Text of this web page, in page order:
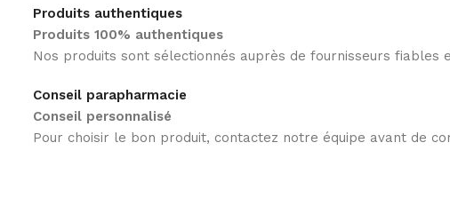
Produits authentiques
Produits 100% authentiques
Nos produits sont sélectionnés auprès de fournisseurs fiables
Conseil parapharmacie
Conseil personnalisé
Pour choisir le bon produit, contactez notre équipe avant de